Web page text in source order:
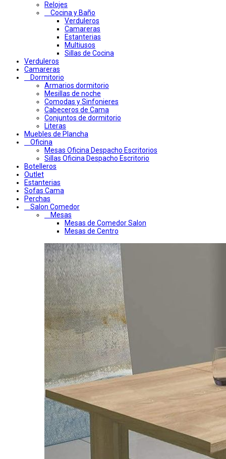
Relojes
Cocina y Baño
Verduleros
Camareras
Estanterias
Multiusos
Sillas de Cocina
Verduleros
Camareras
Dormitorio
Armarios dormitorio
Mesillas de noche
Comodas y Sinfonieres
Cabeceros de Cama
Conjuntos de dormitorio
Literas
Muebles de Plancha
Oficina
Mesas Oficina Despacho Escritorios
Sillas Oficina Despacho Escritorio
Botelleros
Outlet
Estanterias
Sofas Cama
Perchas
Salon Comedor
Mesas
Mesas de Comedor Salon
Mesas de Centro